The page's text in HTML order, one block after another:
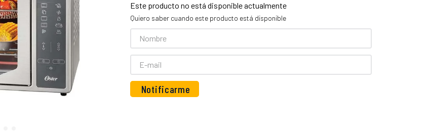
Este producto no está disponible actualmente
Quiero saber cuando este producto está disponible